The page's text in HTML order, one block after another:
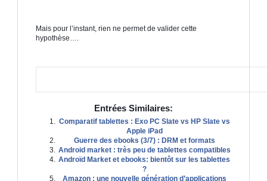
Mais pour l’instant, rien ne permet de valider cette
hypothèse….
Entrées Similaires:
Comparatif tablettes : Exo PC Slate vs HP Slate vs
Apple iPad
Guerre des ebooks (3/7) : DRM et formats
Android market : très peu de tablettes compatibles
Androïd Market et ebooks: bientôt sur les tablettes
?
Amazon : une nouvelle génération d’applications